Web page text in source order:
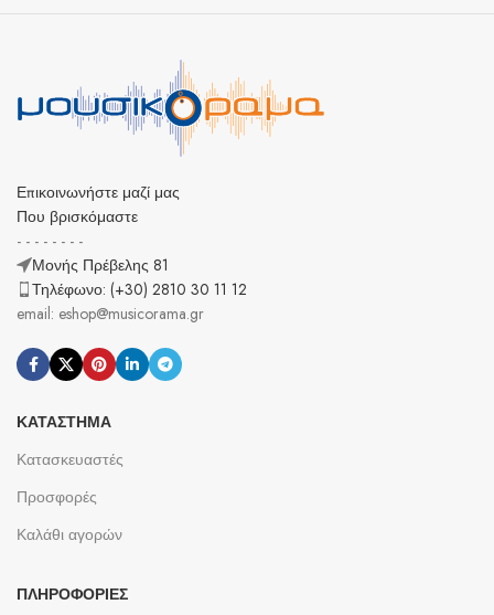
Επικοινωνήστε μαζί μας
Που βρισκόμαστε
- - - - - - - -
Μονής Πρέβελης 81
Τηλέφωνο: (+30) 2810 30 11 12
email: eshop@musicorama.gr
ΚΑΤΆΣΤΗΜΑ
Κατασκευαστές
Προσφορές
Καλάθι αγορών
ΠΛΗΡΟΦΟΡΊΕΣ